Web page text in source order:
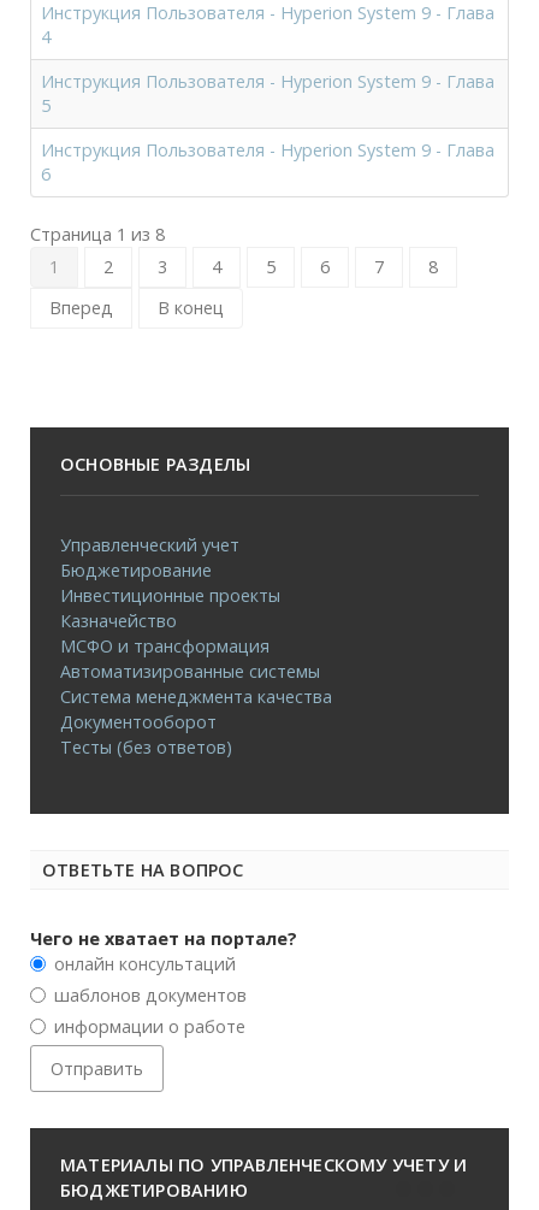
Инструкция Пользователя - Hyperion System 9 - Глава
4
Инструкция Пользователя - Hyperion System 9 - Глава
5
Инструкция Пользователя - Hyperion System 9 - Глава
6
Страница 1 из 8
1
2 3 4 5 6 7
8
Вперед
В конец
ОСНОВНЫЕ РАЗДЕЛЫ
Управленческий учет
Бюджетирование
Инвестиционные проекты
Казначейство
МСФО и трансформация
Автоматизированные системы
Система менеджмента качества
Документооборот
Тесты (без ответов)
ОТВЕТЬТЕ НА ВОПРОС
Чего не хватает на портале?
онлайн консультаций
шаблонов документов
информации о работе
МАТЕРИАЛЫ ПО УПРАВЛЕНЧЕСКОМУ УЧЕТУ И
БЮДЖЕТИРОВАНИЮ